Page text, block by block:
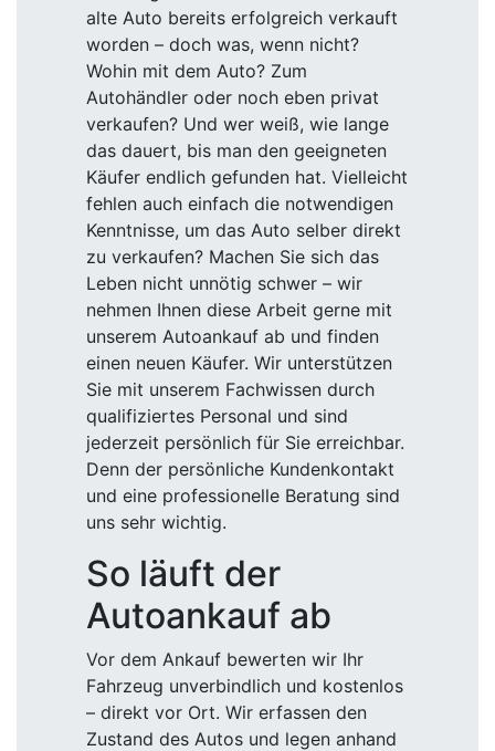
alte Auto bereits erfolgreich verkauft
worden – doch was, wenn nicht?
Wohin mit dem Auto? Zum
Autohändler oder noch eben privat
verkaufen? Und wer weiß, wie lange
das dauert, bis man den geeigneten
Käufer endlich gefunden hat. Vielleicht
fehlen auch einfach die notwendigen
Kenntnisse, um das Auto selber direkt
zu verkaufen? Machen Sie sich das
Leben nicht unnötig schwer – wir
nehmen Ihnen diese Arbeit gerne mit
unserem Autoankauf ab und finden
einen neuen Käufer. Wir unterstützen
Sie mit unserem Fachwissen durch
qualifiziertes Personal und sind
jederzeit persönlich für Sie erreichbar.
Denn der persönliche Kundenkontakt
und eine professionelle Beratung sind
uns sehr wichtig.
So läuft der
Autoankauf ab
Vor dem Ankauf bewerten wir Ihr
Fahrzeug unverbindlich und kostenlos
– direkt vor Ort. Wir erfassen den
Zustand des Autos und legen anhand